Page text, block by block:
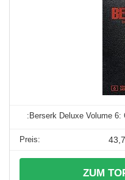
:Berserk Deluxe Volume
ZUM